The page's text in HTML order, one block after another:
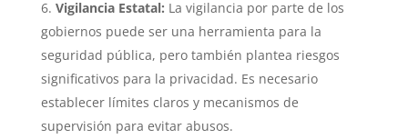
Vigilancia Estatal: La vigilancia por parte de los
gobiernos puede ser una herramienta para la
seguridad pública, pero también plantea riesgos
significativos para la privacidad. Es necesario
establecer límites claros y mecanismos de
supervisión para evitar abusos.